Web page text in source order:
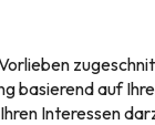
basierend auf
Interessen